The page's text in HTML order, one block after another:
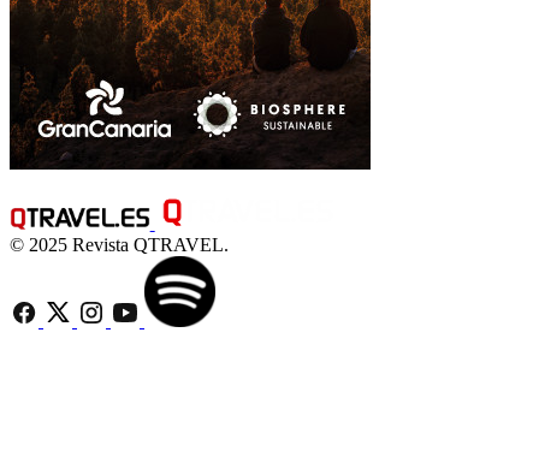
© 2025 Revista QTRAVEL.